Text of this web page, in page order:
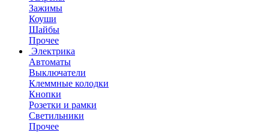
Зажимы
Коуши
Шайбы
Прочее
Электрика
Автоматы
Выключатели
Клеммные колодки
Кнопки
Розетки и рамки
Светильники
Прочее